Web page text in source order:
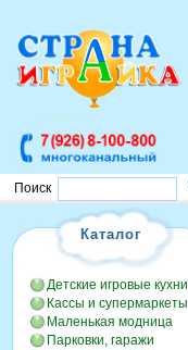
Поиск
Каталог
Детские игровые кухни
Кассы и супермаркеты
Маленькая модница
Парковки, гаражи